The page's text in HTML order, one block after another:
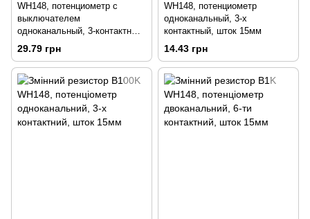
WH148, потенциометр с
выключателем
одноканальный, 3-контактный,
изогнутые ножки
29.79 грн
WH148, потенциометр
одноканальный, 3-х
контактный, шток 15мм
14.43 грн